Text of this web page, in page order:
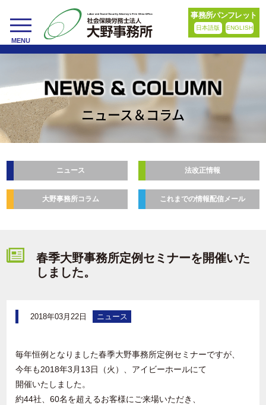
toggle
navigation
MENU
事務所パンフレット
日本語版 ENGLISH
ニュース＆コラム
ニュース 法改正情報
大野事務所コラム これまでの情報配信メール
春季大野事務所定例セミナーを開催いた
しました。
2018年03月22日 ニュース
毎年恒例となりました春季大野事務所定例セミナーですが、
今年も2018年3月13日（火）、アイビーホールにて
開催いたしました。
約44社、60名を超えるお客様にご来場いただき、